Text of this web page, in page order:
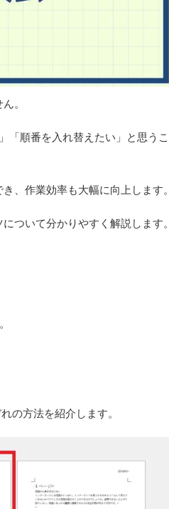
。
「順番を入れ替えたい」と思うこ
、作業効率も大幅に向上します。
ついて分かりやすく解説します。
の方法を紹介します。